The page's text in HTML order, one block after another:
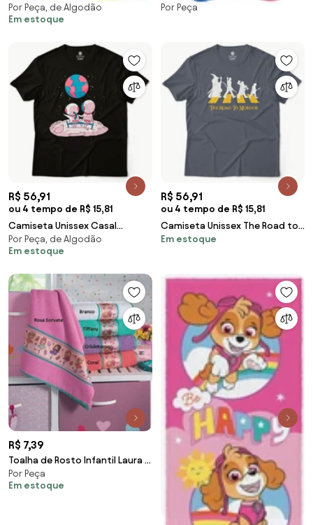
Casa Mágica da Gabby
Por Peça, de Algodão
Em estoque
Estampada - NOVA SEREIA NOVA
Por Peça
R$ 56,91
ou 4 tempo de R$ 15,81
Camiseta Unissex Casal
Astronauta na Lua - Preto - M
Por Peça, de Algodão
Em estoque
R$ 56,91
ou 4 tempo de R$ 15,81
Camiseta Unissex The Road to
Mordor O Senhor dos Anéis -
Em estoque
R$ 7,39
Toalha de Rosto Infantil Laura -
45x70cm - Lufamar
Por Peça
Em estoque